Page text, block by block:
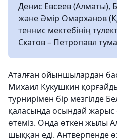
Денис Евсеев (Алматы),
және Әмір Омарханов
теннис мектебінің
Скатов – Петропавл
Аталған ойыншылардан
Михаил Кукушкин
турнирімен бір мезгілде
қаласында осындай жарыс
өтеміз. Онда өткен жылы
шыққан еді. Антверпенде